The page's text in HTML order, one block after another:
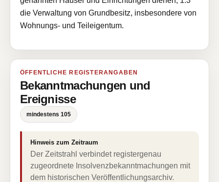
die Verwaltung von Grundbesitz, insbesondere von
Wohnungs- und Teileigentum.
ÖFFENTLICHE REGISTERANGABEN
Bekanntmachungen und
Ereignisse
mindestens 105
Hinweis zum Zeitraum
Der Zeitstrahl verbindet registergenau
zugeordnete Insolvenzbekanntmachungen mit
dem historischen Veröffentlichungsarchiv.